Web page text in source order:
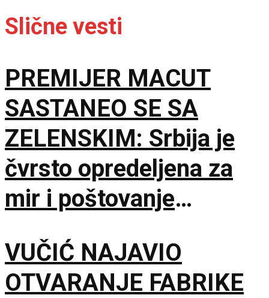
Slične vesti
PREMIJER MACUT
SASTANEO SE SA
ZELENSKIM: Srbija je
čvrsto opredeljena za
mir i poštovanje
VUČIĆ NAJAVIO
OTVARANJE FABRIKE